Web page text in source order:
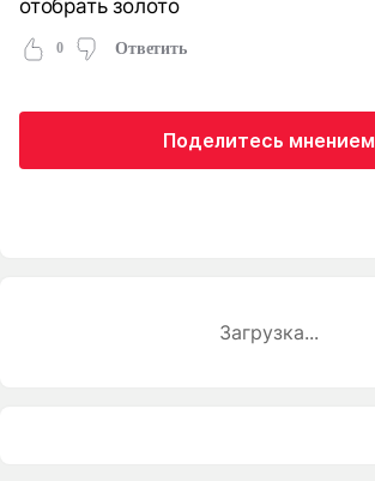
отобрать золото
0 Ответить
Поделитесь мнением
Загрузка...